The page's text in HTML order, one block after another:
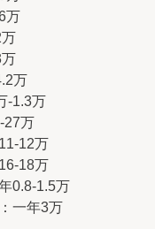
万
万
-1.3万
27万
12万
18万
0.8-1.5万
一年3万